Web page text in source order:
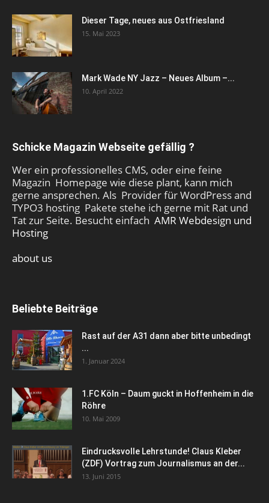
Dieser Tage, neues aus Ostfriesland
15. Mai 2023
Mark Wade NY Jazz – Neues Album –...
10. April 2022
Schicke Magazin Webseite gefällig ?
Wer ein professionelles CMS, oder eine feine
Magazin Homepage wie diese plant, kann mich
gerne ansprechen. Als Provider für WordPress and
TYPO3 hosting Pakete stehe ich gerne mit Rat und
Tat zur Seite. Besucht einfach AMR Webdesign und
Hosting
about us
Beliebte Beiträge
Rast auf der A31 dann aber bitte unbedingt
...
1. Januar 2024
1.FC Köln – Daum guckt in Hoffenheim in die
Röhre
10. Mai 2009
Eindrucksvolle Lehrstunde! Claus Kleber
(ZDF) Vortrag zum Journalismus an der...
13. Juni 2015